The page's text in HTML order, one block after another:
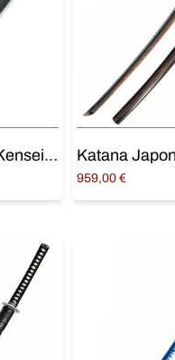
Iaito Murasame Kensei – Sabre d’Entraînement Iaido
959,00 €
Ajouter au panier